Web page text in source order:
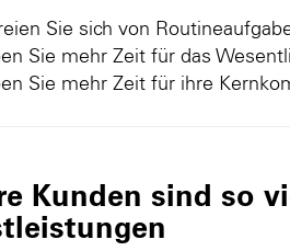
Sie sich von
Sie mehr Zeit für das
Sie mehr Zeit für ihre
Kunden sind so